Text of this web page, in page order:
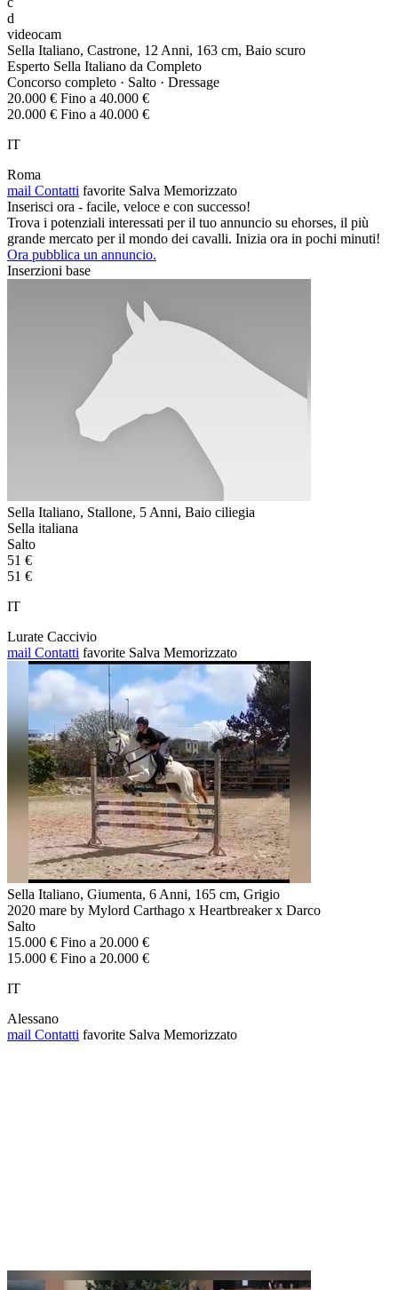
d
videocam
Sella Italiano, Castrone, 12 Anni, 163 cm, Baio scuro
Esperto Sella Italiano da Completo
Concorso completo · Salto · Dressage
20.000 € Fino a 40.000 €
20.000 € Fino a 40.000 €
IT
Roma
mail Contatti favorite Salva Memorizzato
Inserisci ora - facile, veloce e con successo!
Trova i potenziali interessati per il tuo annuncio su ehorses, il più
grande mercato per il mondo dei cavalli. Inizia ora in pochi minuti!
Ora pubblica un annuncio.
Inserzioni base
Sella Italiano, Stallone, 5 Anni, Baio ciliegia
Sella italiana
Salto
51 €
51 €
IT
Lurate Caccivio
mail Contatti favorite Salva Memorizzato
Sella Italiano, Giumenta, 6 Anni, 165 cm, Grigio
2020 mare by Mylord Carthago x Heartbreaker x Darco
Salto
15.000 € Fino a 20.000 €
15.000 € Fino a 20.000 €
IT
Alessano
mail Contatti favorite Salva Memorizzato